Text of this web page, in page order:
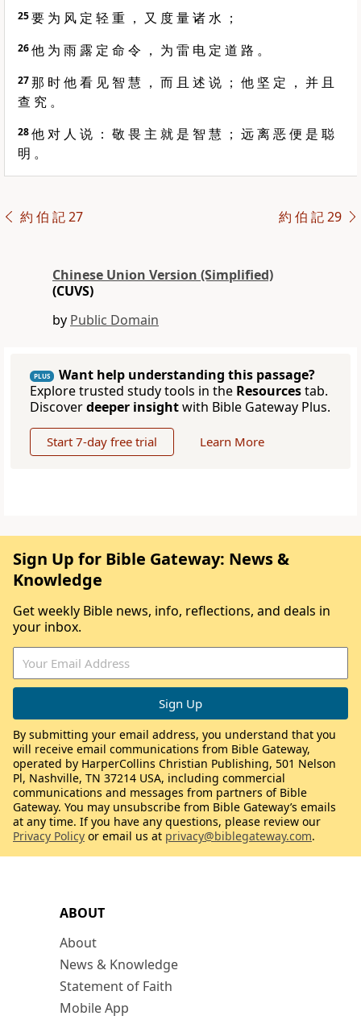
25要 为 风 定 轻 重 ， 又 度 量 诸 水 ；
26他 为 雨 露 定 命 令 ， 为 雷 电 定 道 路 。
27那 时 他 看 见 智 慧 ， 而 且 述 说 ； 他 坚 定 ， 并 且
查 究 。
28他 对 人 说 ： 敬 畏 主 就 是 智 慧 ； 远 离 恶 便 是 聪
明 。
約 伯 記 27 約 伯 記 29
Chinese Union Version (Simplified)
(CUVS)
by Public Domain
PLUS
Want help understanding this passage?
Explore trusted study tools in the Resourcestab.
Discoverdeeper insightwith Bible Gateway Plus.
Start 7-day free trial Learn More
ABOUT
About
News & Knowledge
Statement of Faith
Mobile App
Sign Up for Bible Gateway: News &
Knowledge
Get weekly Bible news, info, reflections, and deals in
your inbox.
By submitting your email address, you understand that you
will receive email communications from Bible Gateway,
operated by HarperCollins Christian Publishing, 501 Nelson
Pl, Nashville, TN 37214 USA, including commercial
communications and messages from partners of Bible
Gateway. You may unsubscribe from Bible Gateway’s emails
at any time. If you have any questions, please review our
Privacy Policy or email us at privacy@biblegateway.com.